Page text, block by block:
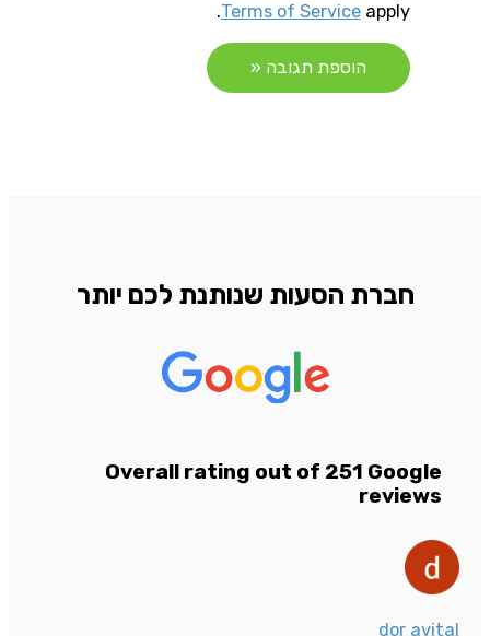
Terms of Serviceapply.
חברת הסעות שנותנת לכם יותר
Overall rating out of 251 Google
reviews
dor avital